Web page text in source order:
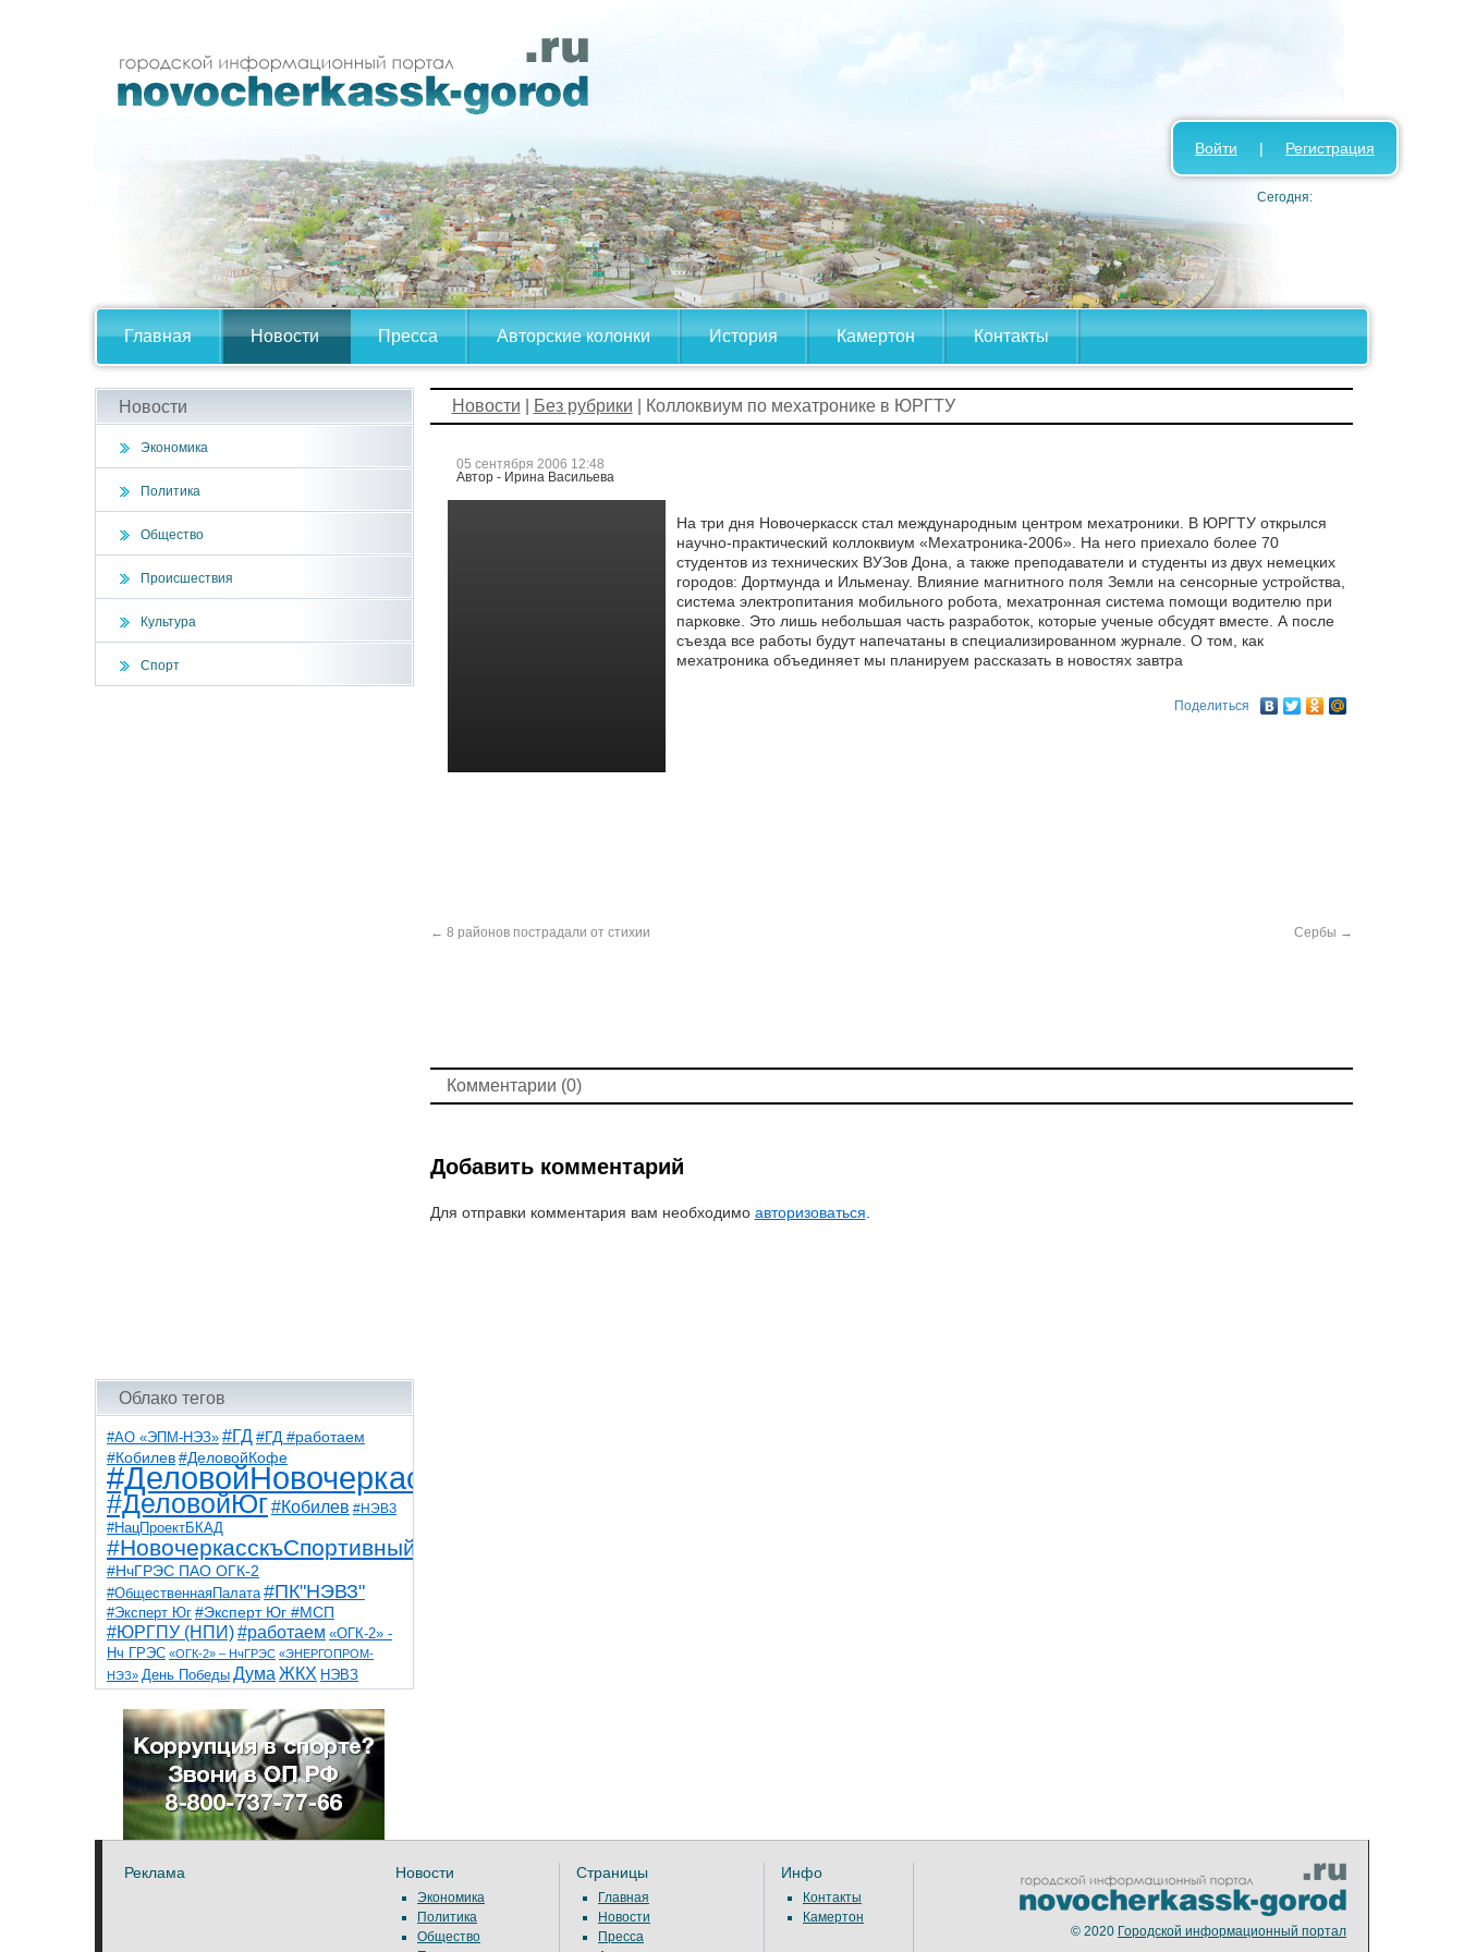
Главная Новости Пресса Авторские колонки История Камертон Контакты
Войти | Регистрация
Сегодня:
Новости
Экономика
Политика
Общество
Происшествия
Культура
Спорт
Облако тегов
#АО «ЭПМ-НЭЗ» #ГД #ГД #работаем
#Кобилев #ДеловойКофе
#ДеловойНовочеркасск
#ДеловойЮг#Кобилев #НЭВЗ
#НацПроектБКАД
#НовочеркасскъСпортивный
#НчГРЭС ПАО ОГК-2
#ОбщественнаяПалата #ПК"НЭВЗ"
#Эксперт Юг #Эксперт Юг #МСП
#ЮРГПУ (НПИ)#работаем «ОГК-2» -
Нч ГРЭС «ОГК-2» – НчГРЭС «ЭНЕРГОПРОМ-
НЭЗ» День Победы Дума ЖКХ НЭВЗ
НчГРЭС ТНТ
благоустройствоветераны выборы
детидороги казаки коррупция космос
общественная палата парк пожар роща
спорт театр транспорт художники
Новости Без рубрики | Коллоквиум по мехатронике в ЮРГТУ
05 сентября 2006 12:48
Автор - Ирина Васильева
На три дня Новочеркасск стал международным центром мехатроники. В ЮРГТУ открылся
научно-практический коллоквиум «Мехатроника-2006». На него приехало более 70
студентов из технических ВУЗов Дона, а также преподаватели и студенты из двух немецких
городов: Дортмунда и Ильменау. Влияние магнитного поля Земли на сенсорные устройства,
система электропитания мобильного робота, мехатронная система помощи водителю при
парковке. Это лишь небольшая часть разработок, которые ученые обсудят вместе. А после
съезда все работы будут напечатаны в специализированном журнале. О том, как
мехатроника объединяет мы планируем рассказать в новостях завтра
Поделиться
← 8 районов пострадали от стихии Сербы →
Комментарии (0)
Добавить комментарий
Для отправки комментария вам необходимо авторизоваться
Реклама Новости
Экономика
Политика
Общество
Страницы
Главная
Новости
Пресса
Инфо
Контакты
Камертон
© 2020 Городской информационный портал